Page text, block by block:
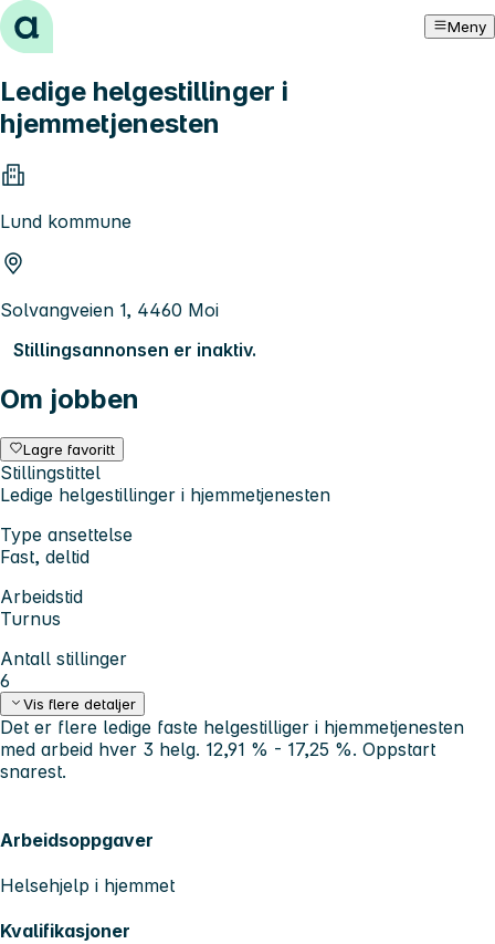
Hopp til innhold Meny
Ledige helgestillinger i
hjemmetjenesten
Lund kommune
Solvangveien 1, 4460 Moi
Stillingsannonsen er inaktiv.
Om jobben
Lagre favoritt
Stillingstittel
Ledige helgestillinger i hjemmetjenesten
Type ansettelse
Fast, deltid
Arbeidstid
Turnus
Antall stillinger
6
Vis flere detaljer
Det er flere ledige faste helgestilliger i hjemmetjenesten
med arbeid hver 3 helg. 12,91 % - 17,25 %. Oppstart
snarest.
Arbeidsoppgaver
Helsehjelp i hjemmet
Kvalifikasjoner